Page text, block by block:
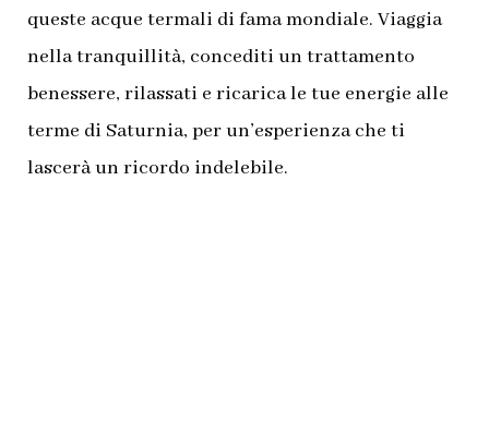
queste acque termali di fama mondiale. Viaggia
nella tranquillità, concediti un trattamento
benessere, rilassati e ricarica le tue energie alle
terme di Saturnia, per un’esperienza che ti
lascerà un ricordo indelebile.